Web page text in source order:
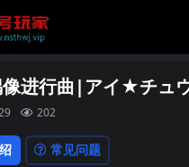
进行曲|アイ★チュ
202
常见问题